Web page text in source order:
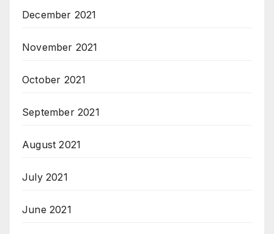
December 2021
November 2021
October 2021
September 2021
August 2021
July 2021
June 2021